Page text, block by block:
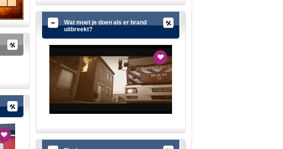
Wat moet je doen als er brand
uitbreekt?